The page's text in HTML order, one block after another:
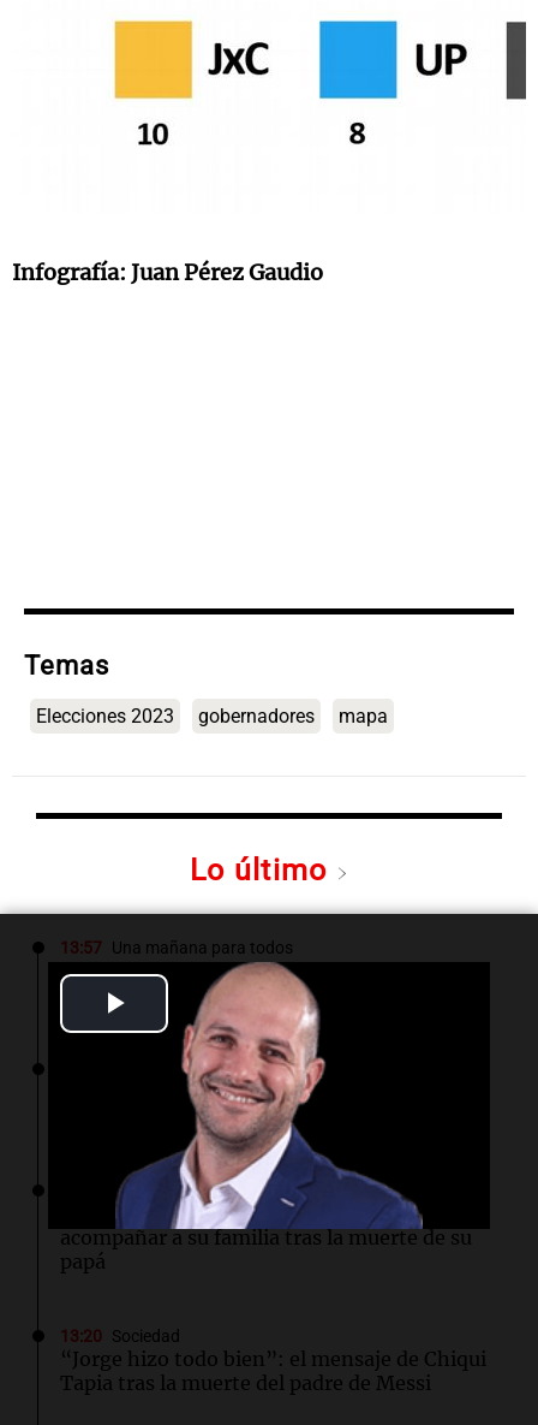
Play
Video
Infografía: Juan Pérez Gaudio
Temas
Elecciones 2023 gobernadores mapa
Lo último
13:57 Una mañana para todos
Tragedia en Mendoza: un muerto y cinco
heridos tras caer dos autos desde un puente
“Santa Fe te abraza”: el mensaje de Pullaro
tras la muerte de Jorge Messi
Una mañana para todos
Messi llegará esta noche a Rosario para
acompañar a su familia tras la muerte de su
papá
13:20 Sociedad
“Jorge hizo todo bien”: el mensaje de Chiqui
Tapia tras la muerte del padre de Messi